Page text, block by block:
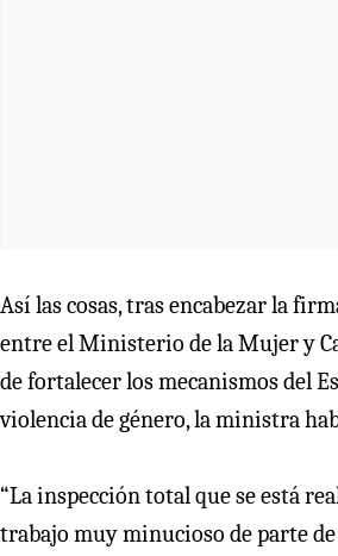
Así las cosas, tras encabezar la
entre el Ministerio de la Mujer y
de fortalecer los mecanismos del
violencia de género, la ministra
“La inspección total que se está
trabajo muy minucioso de parte